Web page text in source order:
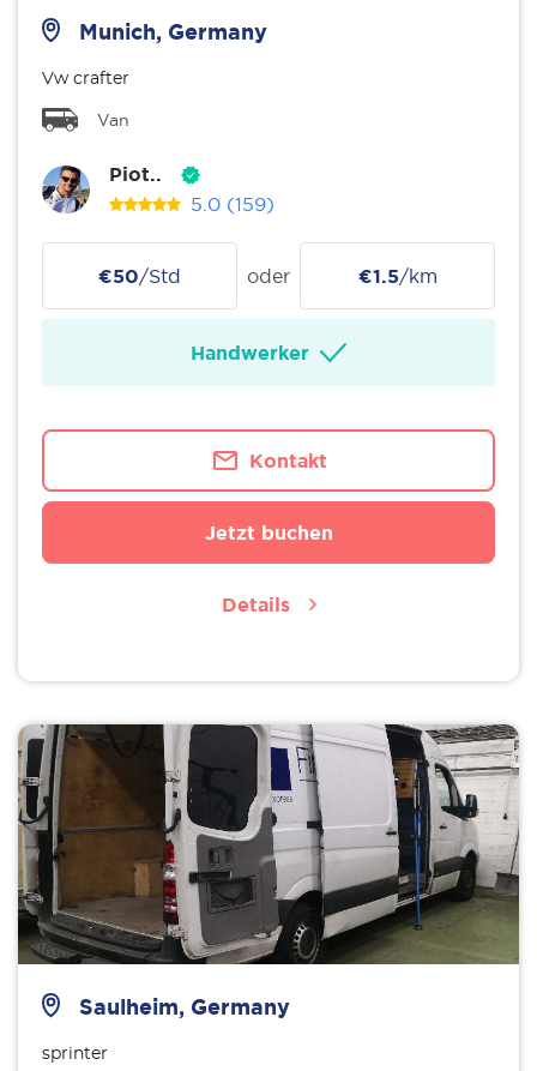
Munich, Germany
Vw crafter
Van
Piot..
5.0 (159)
€50/Std oder €1.5/km
Handwerker
Kontakt
Jetzt buchen
Details
Saulheim, Germany
sprinter